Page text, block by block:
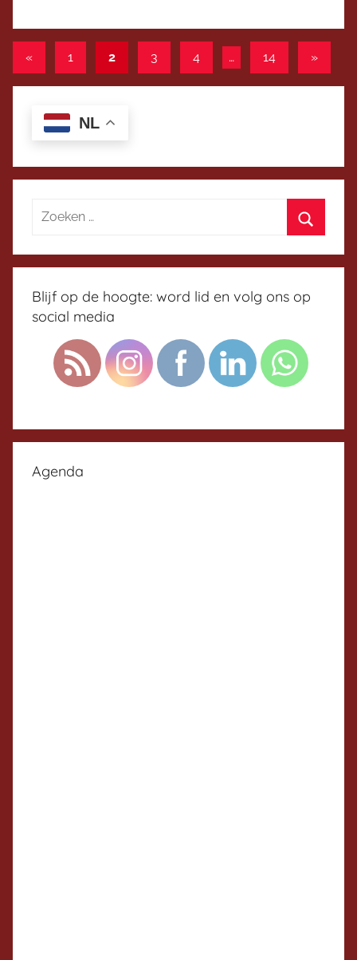
Berichten
paginering
«Vorige
berichten
1 2 3 4 … 14 »
NL
Blijf op de hoogte: word lid en volg ons op
social media
Agenda